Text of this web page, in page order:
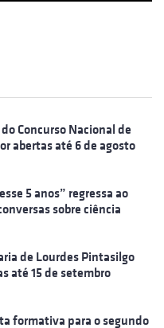
Concurso Nacional de
abertas até 6 de agosto
5 anos” regressa ao
sobre ciência
de Lourdes Pintasilgo
até 15 de setembro
formativa para o segundo